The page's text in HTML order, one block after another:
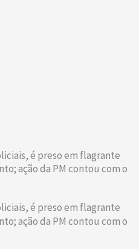
é preso em flagrante
ação da PM contou com o
é preso em flagrante
ação da PM contou com o